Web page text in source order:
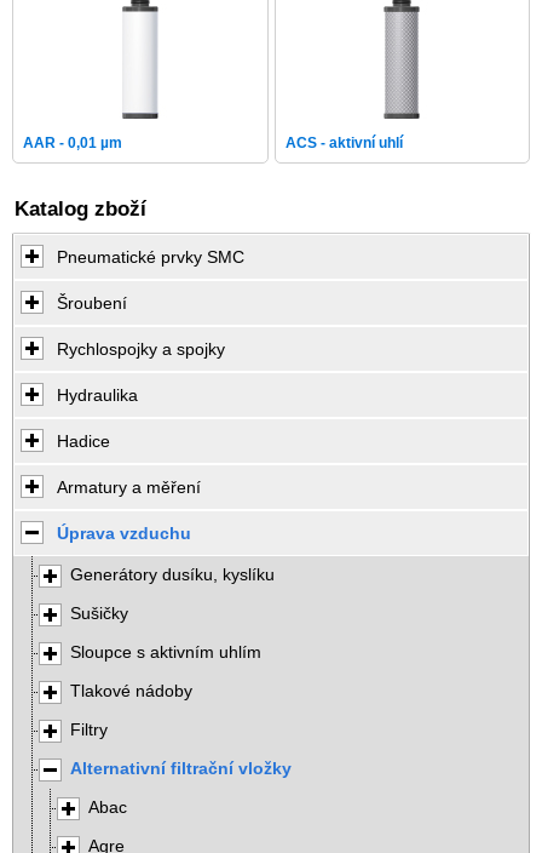
AAR - 0,01 µm ACS - aktivní uhlí
Katalog zboží
Pneumatické prvky SMC
Šroubení
Rychlospojky a spojky
Hydraulika
Hadice
Armatury a měření
Úprava vzduchu
Generátory dusíku, kyslíku
Sušičky
Sloupce s aktivním uhlím
Tlakové nádoby
Filtry
Alternativní filtrační vložky
Abac
Agre